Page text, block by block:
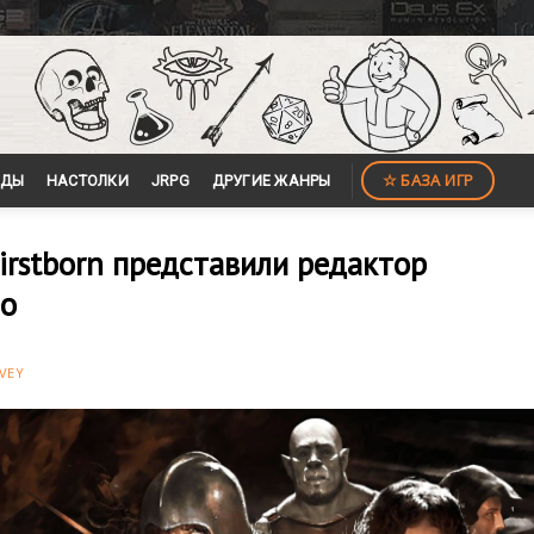
НАСТОЛКИ JRPG ДРУГИЕ ЖАНРЫ ☆ БАЗА ИГР
представили редактор